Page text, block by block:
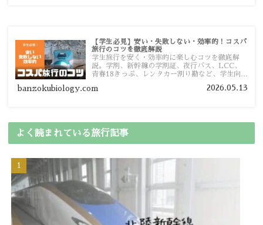
【学生必見】安い・失敗しない・効率的！コスパ
旅行のコツを徹底解説
学生旅行を安く・効率的に楽しむコツを徹底解
説。学割、新幹線の学割証、夜行バス、LCC、
青春18きっぷ、レンタカー割り勘など、学生向け
banzokubiology.com 2026.05.13
よく読まれている旅行記事